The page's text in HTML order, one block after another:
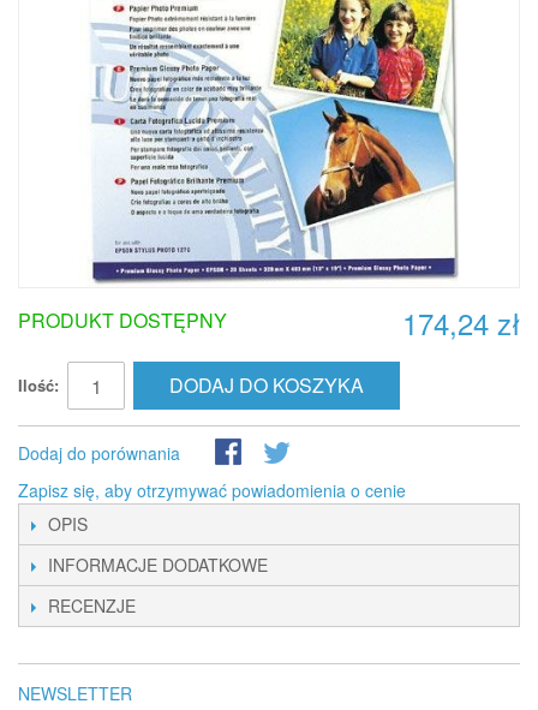
174,24 zł
PRODUKT DOSTĘPNY
Ilość: DODAJ DO KOSZYKA
Dodaj do porównania
Zapisz się, aby otrzymywać powiadomienia o cenie
OPIS
INFORMACJE DODATKOWE
RECENZJE
NEWSLETTER